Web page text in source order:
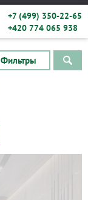
+7 (499) 350-22-65
+420 774 065 938
Фильтры